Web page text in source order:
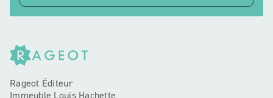
Rageot Éditeur
Immeuble Louis Hachette